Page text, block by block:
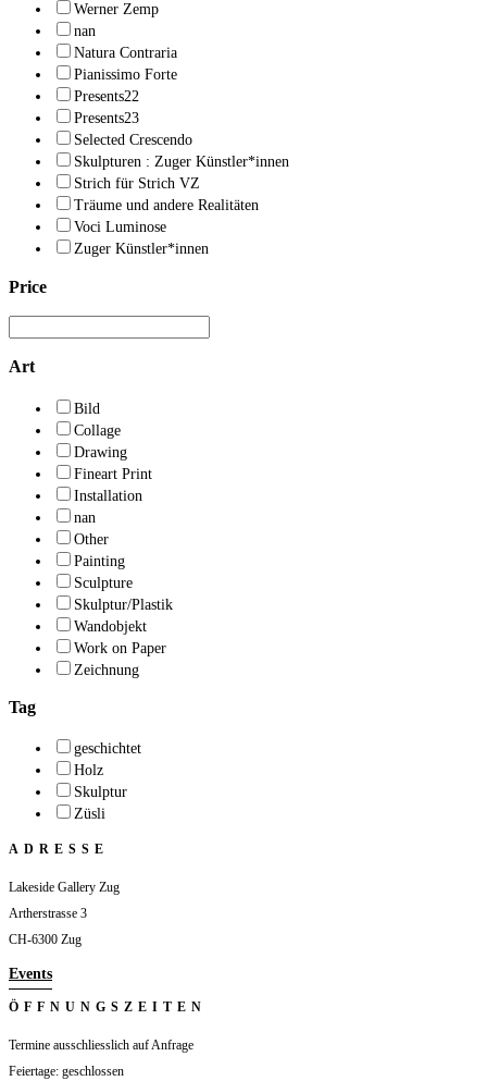
Werner Zemp
nan
Natura Contraria
Pianissimo Forte
Presents22
Presents23
Selected Crescendo
Skulpturen : Zuger Künstler*innen
Strich für Strich VZ
Träume und andere Realitäten
Voci Luminose
Zuger Künstler*innen
Price
Art
Bild
Collage
Drawing
Fineart Print
Installation
nan
Other
Painting
Sculpture
Skulptur/Plastik
Wandobjekt
Work on Paper
Zeichnung
Tag
geschichtet
Holz
Skulptur
Züsli
ADRESSE
Lakeside Gallery Zug
Artherstrasse 3
CH-6300 Zug
Events
ÖFFNUNGSZEITEN
Termine ausschliesslich auf Anfrage
Feiertage: geschlossen